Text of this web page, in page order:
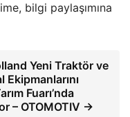
bilgi paylaşımına
Yeni Traktör ve
Ekipmanlarını
Fuarı’nda
– OTOMOTIV →